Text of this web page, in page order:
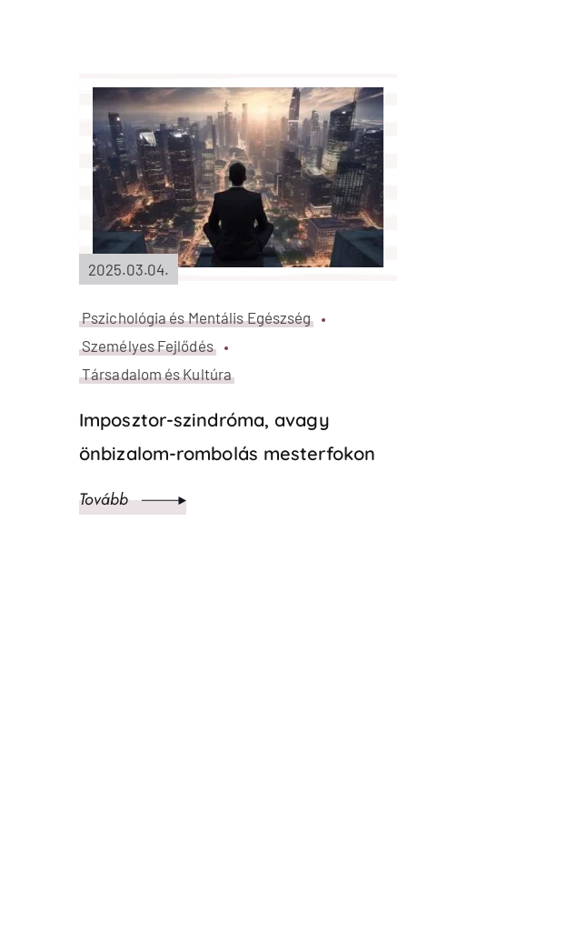
2025.03.04.
Pszichológia és Mentális Egészség
Személyes Fejlődés
Társadalom és Kultúra
Imposztor-szindróma, avagy
önbizalom-rombolás mesterfokon
Tovább